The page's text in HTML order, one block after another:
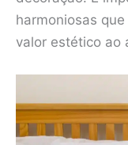
harmoniosas
valor estético ao